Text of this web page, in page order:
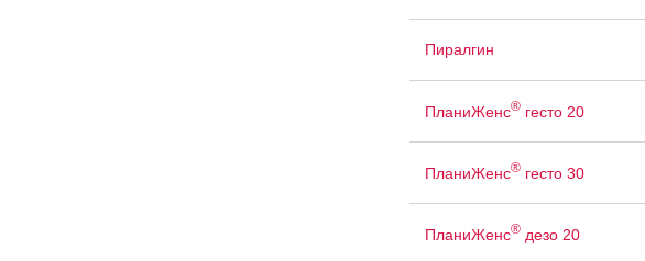
Пиралгин
ПланиЖенс®гесто 20
ПланиЖенс®гесто 30
ПланиЖенс®дезо 20